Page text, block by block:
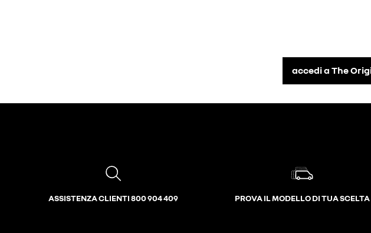
accedi a The
ASSISTENZA CLIENTI 800 904 409 PROVA IL MODELLO DI TUA SCELTA